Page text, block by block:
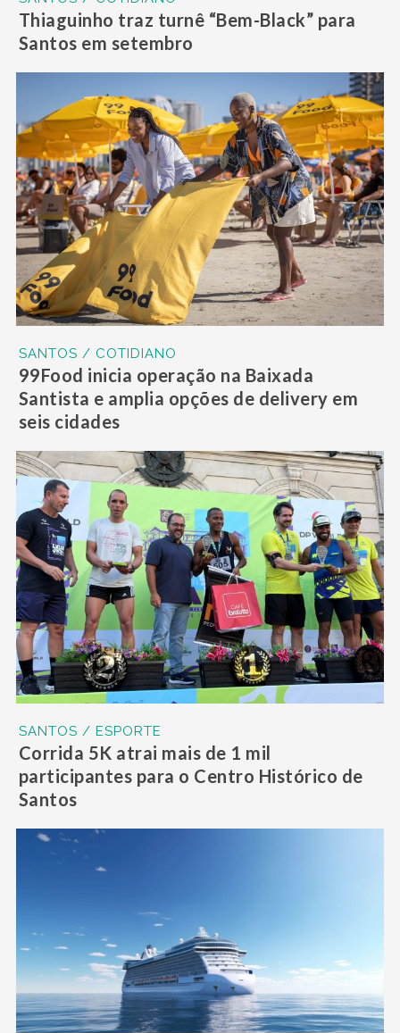
Thiaguinho traz turnê “Bem-Black” para
Santos em setembro
SANTOS / COTIDIANO
99Food inicia operação na Baixada
Santista e amplia opções de delivery em
seis cidades
SANTOS / ESPORTE
Corrida 5K atrai mais de 1 mil
participantes para o Centro Histórico de
Santos